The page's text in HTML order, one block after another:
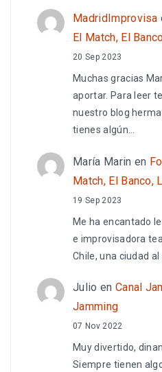
MadridImprovisa
El Match, El
20 Sep 2023
Muchas gracias
aportar. Para leer
nuestro blog
tienes algún…
María Marin en
Match, El Banco,
19 Sep 2023
Me ha encantado
e improvisadora
Chile, una ciudad al
Julio en Canal
Jamming
07 Nov 2022
Muy divertido,
Siempre tienen